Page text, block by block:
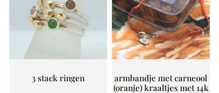
3 stack ringen
armbandje met carneool
(oranje) kraaltjes met 14k